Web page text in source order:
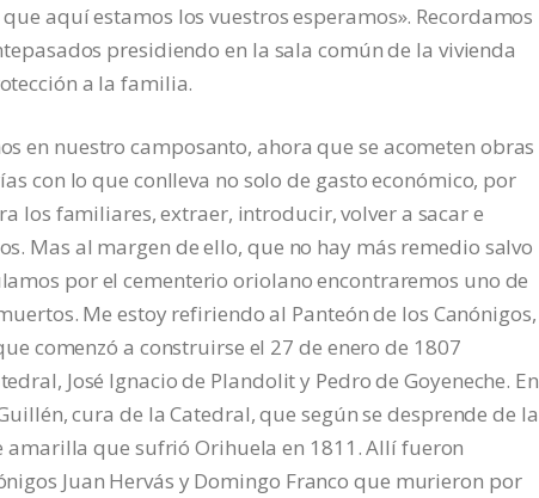
aquí estamos los vuestros esperamos». Recordamos
presidiendo en la sala común de la vivienda
a la familia.
en nuestro camposanto, ahora que se acometen obras
con lo que conlleva no solo de gasto económico, por
los familiares, extraer, introducir, volver a sacar e
Mas al margen de ello, que no hay más remedio salvo
por el cementerio oriolano encontraremos uno de
Me estoy refiriendo al Panteón de los Canónigos,
comenzó a construirse el 27 de enero de 1807
José Ignacio de Plandolit y Pedro de Goyeneche. En
cura de la Catedral, que según se desprende de la
que sufrió Orihuela en 1811. Allí fueron
Juan Hervás y Domingo Franco que murieron por